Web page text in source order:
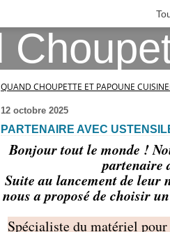
QUAND CHOUPETTE ET PAPOUNE
12 octobre 2025
PARTENAIRE AVEC
Bonjour tout le monde !
partenaire
Suite au lancement de leur
nous a proposé de choisir
Spécialiste du matériel